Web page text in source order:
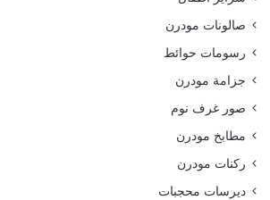
صالونات مودرن
رسومات حوائط
جزامة مودرن
صور غرف نوم
مطابخ مودرن
ركنات مودرن
ديرسات محجبات